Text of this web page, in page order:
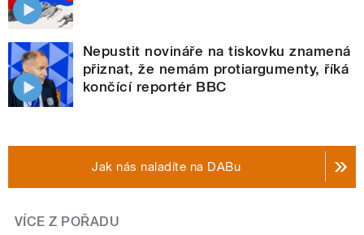
Nepustit novináře na tiskovku znamená
přiznat, že nemám protiargumenty, říká
končící reportér BBC
Jak nás naladíte na DABu
VÍCE Z POŘADU